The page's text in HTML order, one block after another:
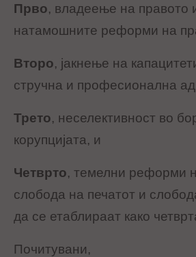
Прво, владеење на правото
натамошните реформи на
Второ, јакнење на
стручна и професионална
Трето, неселективност во
корупцијата, и
Четврто, темелни реформи
слобода на печатот и
да се етаблираат како
Почитувани,